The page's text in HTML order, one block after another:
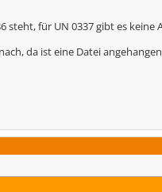
steht, für UN 0337 gibt es keine
da ist eine Datei